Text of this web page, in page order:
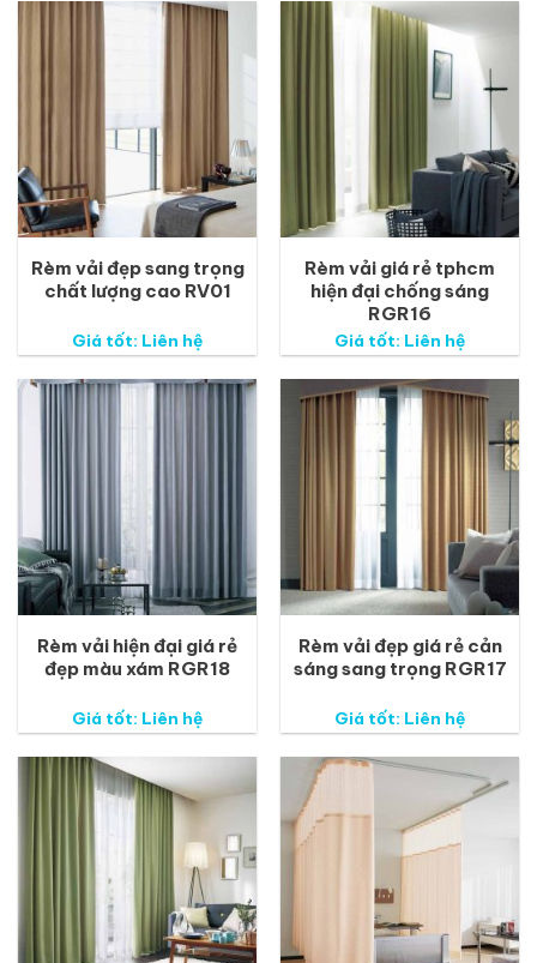
Rèm vải đẹp sang trọng
chất lượng cao RV01
Giá tốt: Liên hệ
Rèm vải giá rẻ tphcm
hiện đại chống sáng
RGR16
Giá tốt: Liên hệ
Rèm vải hiện đại giá rẻ
đẹp màu xám RGR18
Giá tốt: Liên hệ
Rèm vải đẹp giá rẻ cản
sáng sang trọng RGR17
Giá tốt: Liên hệ